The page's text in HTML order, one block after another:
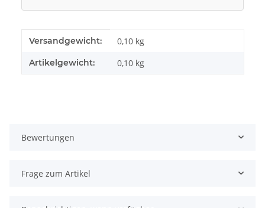
Produkteigenschaft
Wert
Versandgewicht: 0,10 kg
Artikelgewicht: 0,10 kg
Bewertungen
Frage zum Artikel